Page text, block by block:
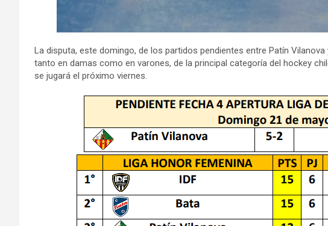
La disputa, este domingo, de los partidos pendientes entre Patín
tanto en damas como en varones, de la principal categoría del hockey
se jugará el próximo viernes.